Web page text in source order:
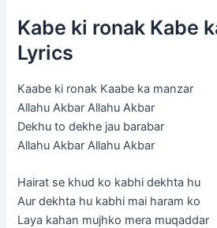
Kabe ki ronak Kabe
Lyrics
Kaabe ki ronak Kaabe ka manzar
Allahu Akbar Allahu Akbar
Dekhu to dekhe jau barabar
Allahu Akbar Allahu Akbar
Hairat se khud ko kabhi dekhta hu
Aur dekhta hu kabhi mai haram ko
Laya kahan mujhko mera muqaddar